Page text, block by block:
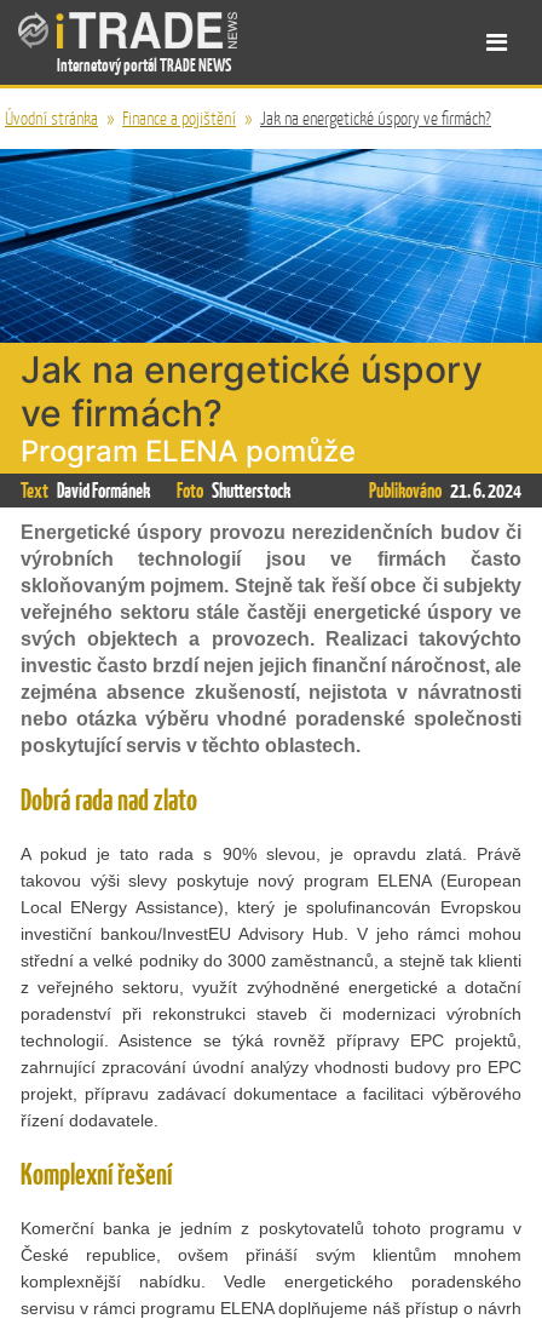
Internetový portál TRADE NEWS
Úvodní stránka » Finance a pojištění » Jak na energetické úspory ve firmách?
Jak na energetické úspory
ve firmách?
Program ELENA pomůže
Text David Formánek Foto Shutterstock Publikováno 21. 6. 2024
Energetické úspory provozu nerezidenčních budov či
výrobních technologií jsou ve firmách často
skloňovaným pojmem. Stejně tak řeší obce či subjekty
veřejného sektoru stále častěji energetické úspory ve
svých objektech a provozech. Realizaci takovýchto
investic často brzdí nejen jejich finanční náročnost, ale
zejména absence zkušeností, nejistota v návratnosti
nebo otázka výběru vhodné poradenské společnosti
poskytující servis v těchto oblastech.
Dobrá rada nad zlato
A pokud je tato rada s 90% slevou, je opravdu zlatá. Právě
takovou výši slevy poskytuje nový program ELENA (European
Local ENergy Assistance), který je spolufinancován Evropskou
investiční bankou/InvestEU Advisory Hub. V jeho rámci mohou
střední a velké podniky do 3000 zaměstnanců, a stejně tak klienti
z veřejného sektoru, využít zvýhodněné energetické a dotační
poradenství při rekonstrukci staveb či modernizaci výrobních
technologií. Asistence se týká rovněž přípravy EPC projektů,
zahrnující zpracování úvodní analýzy vhodnosti budovy pro EPC
projekt, přípravu zadávací dokumentace a facilitaci výběrového
řízení dodavatele.
Komplexní řešení
Komerční banka je jedním z poskytovatelů tohoto programu v
České republice, ovšem přináší svým klientům mnohem
komplexnější nabídku. Vedle energetického poradenského
servisu v rámci programu ELENA doplňujeme náš přístup o návrh